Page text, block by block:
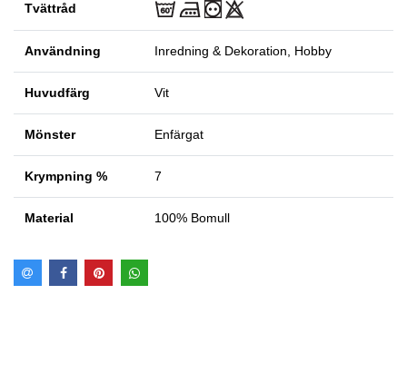
Tvättråd
Användning Inredning & Dekoration, Hobby
Huvudfärg Vit
Mönster Enfärgat
Krympning % 7
Material 100% Bomull